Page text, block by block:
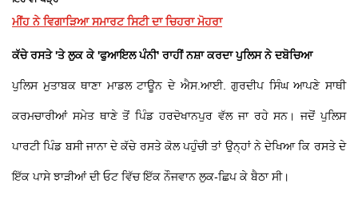
ਮੀਂਹ ਨੇ ਵਿਗਾੜਿਆ ਸਮਾਰਟ ਸਿਟੀ ਦਾ ਚਿਹਰਾ ਮੋਹਰਾ
ਕੱਚੇ ਰਸਤੇ 'ਤੇ ਲੁਕ ਕੇ 'ਫੁਆਇਲ ਪੰਨੀ' ਰਾਹੀਂ ਨਸ਼ਾ ਕਰਦਾ ਪੁਲਿਸ ਨੇ ਦਬੋਚਿਆ
ਪੁਲਿਸ ਮੁਤਾਬਕ ਥਾਣਾ ਮਾਡਲ ਟਾਊਨ ਦੇ ਐਸ.ਆਈ. ਗੁਰਦੀਪ ਸਿੰਘ ਆਪਣੇ ਸਾਥੀ
ਕਰਮਚਾਰੀਆਂ ਸਮੇਤ ਥਾਣੇ ਤੋਂ ਪਿੰਡ ਹਰਦੋਖਾਨਪੁਰ ਵੱਲ ਜਾ ਰਹੇ ਸਨ। ਜਦੋਂ ਪੁਲਿਸ
ਪਾਰਟੀ ਪਿੰਡ ਬਸੀ ਜਾਨਾ ਦੇ ਕੱਚੇ ਰਸਤੇ ਕੋਲ ਪਹੁੰਚੀ ਤਾਂ ਉਨ੍ਹਾਂ ਨੇ ਦੇਖਿਆ ਕਿ ਰਸਤੇ ਦੇ
ਇੱਕ ਪਾਸੇ ਝਾੜੀਆਂ ਦੀ ਓਟ ਵਿੱਚ ਇੱਕ ਨੌਜਵਾਨ ਲੁਕ-ਛਿਪ ਕੇ ਬੈਠਾ ਸੀ।